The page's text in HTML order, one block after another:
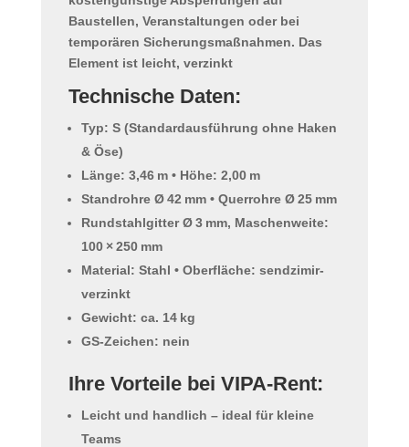
Baustellen, Veranstaltungen oder bei
temporären Sicherungsmaßnahmen. Das
Element ist leicht, verzinkt
Technische Daten:
Typ: S (Standardausführung ohne Haken
& Öse)
Länge: 3,46 m • Höhe: 2,00 m
Standrohre Ø 42 mm • Querrohre Ø 25 mm
Rundstahlgitter Ø 3 mm, Maschenweite:
100 × 250 mm
Material: Stahl • Oberfläche: sendzimir-
verzinkt
Gewicht: ca. 14 kg
GS-Zeichen: nein
Ihre Vorteile bei VIPA-Rent:
Leicht und handlich – ideal für kleine
Teams